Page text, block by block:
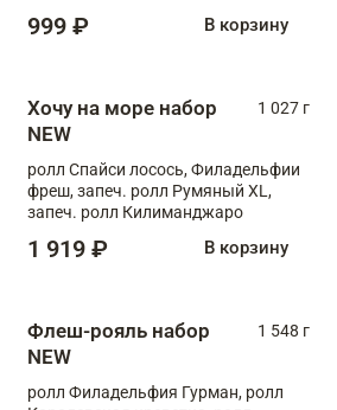
999 ₽ В корзину
Хочу на море набор
NEW
1 027 г
ролл Спайси лосось, Филадельфии
фреш, запеч. ролл Румяный XL,
запеч. ролл Килиманджаро
1 919 ₽ В корзину
Флеш-рояль набор
NEW
1 548 г
ролл Филадельфия Гурман, ролл